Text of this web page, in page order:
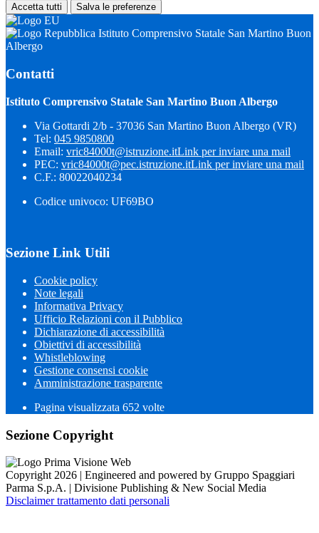
Accetta tutti Salva le preferenze
Istituto Comprensivo Statale San Martino Buon
Albergo
Contatti
Istituto Comprensivo Statale San Martino Buon Albergo
Via Gottardi 2/b - 37036 San Martino Buon Albergo (VR)
Tel: 045 9850800
Email: vric84000t@istruzione.itLink per inviare una mail
PEC: vric84000t@pec.istruzione.itLink per inviare una mail
C.F.: 80022040234
Codice univoco: UF69BO
Sezione Link Utili
Cookie policy
Note legali
Informativa Privacy
Ufficio Relazioni con il Pubblico
Dichiarazione di accessibilità
Obiettivi di accessibilità
Whistleblowing
Gestione consensi cookie
Amministrazione trasparente
Pagina visualizzata 652 volte
Sezione Copyright
Copyright 2026 | Engineered and powered by Gruppo Spaggiari
Parma S.p.A. | Divisione Publishing & New Social Media
Disclaimer trattamento dati personali